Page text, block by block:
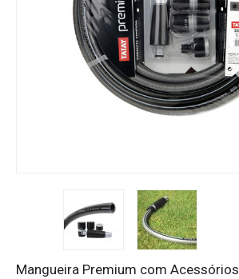
Mangueira Premium com Acessórios